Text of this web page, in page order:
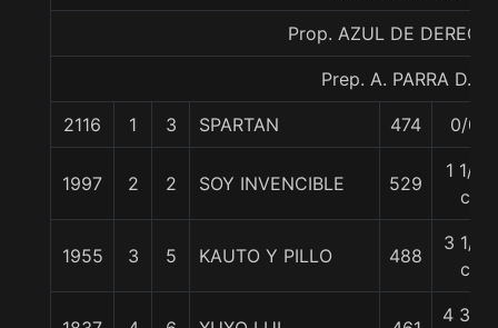
Prop. AZUL DE
Prep. A. PARRA D.
2116 1 3 SPARTAN 474 0/0
1997 2 2 SOY INVENCIBLE 529
1 1/2
c
1955 3 5 KAUTO Y PILLO 488
3 1/2
c
4 3/4